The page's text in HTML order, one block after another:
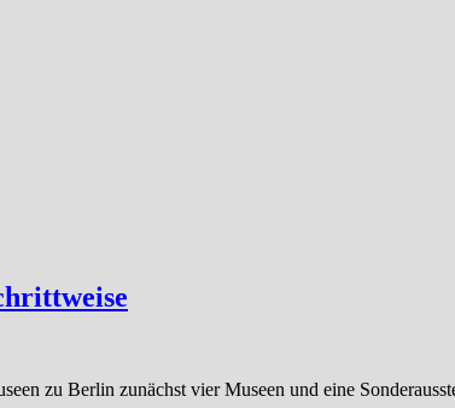
zu Berlin zunächst vier Museen und eine